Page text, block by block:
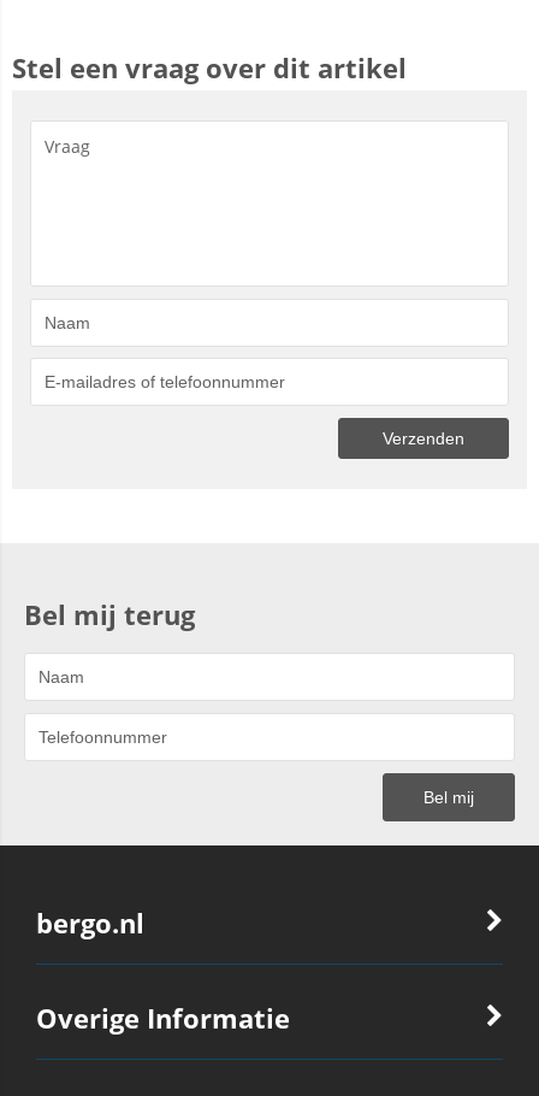
Stel een vraag over dit artikel
Bel mij terug
bergo.nl
Overige Informatie